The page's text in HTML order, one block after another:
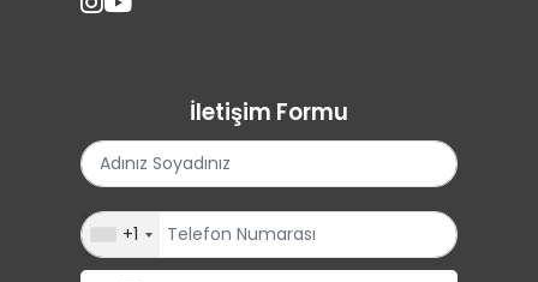
İletişim Formu
+1